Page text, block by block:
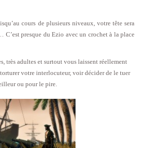
cours de plusieurs niveaux, votre tête sera
presque du Ezio avec un crochet à la place
très adultes et surtout vous laissent réellement
votre interlocuteur, voir décider de le tuer
ou pour le pire.